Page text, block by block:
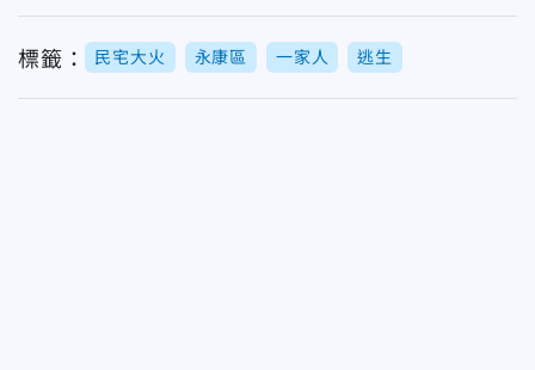
標籤： 民宅大火 永康區 一家人 逃生